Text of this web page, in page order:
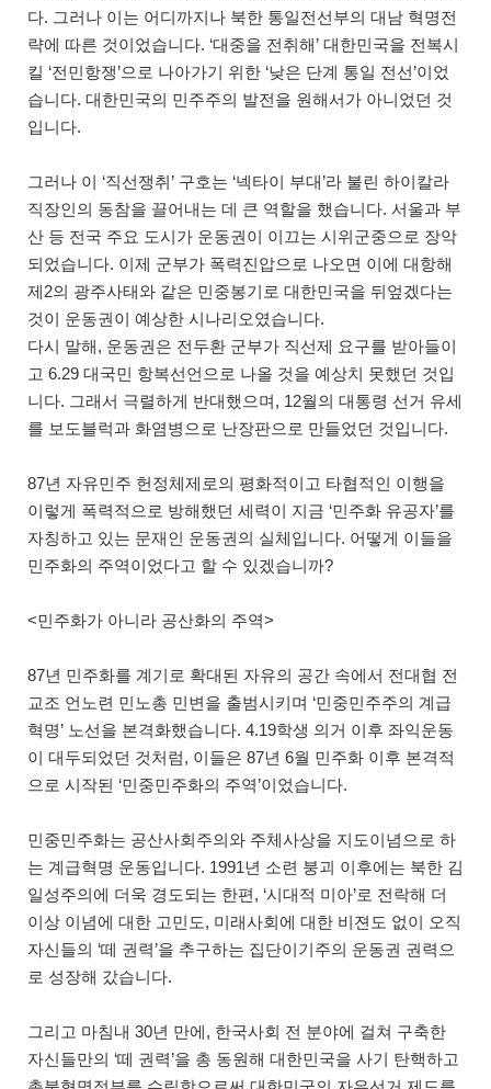
다. 그러나 이는 어디까지나 북한 통일전선부의 대남 혁명전
략에 따른 것이었습니다. ‘대중을 전취해’ 대한민국을 전복시
킬 ‘전민항쟁’으로 나아가기 위한 ‘낮은 단계 통일 전선’이었
습니다. 대한민국의 민주주의 발전을 원해서가 아니었던 것
입니다.
그러나 이 ‘직선쟁취’ 구호는 ‘넥타이 부대’라 불린 하이칼라
직장인의 동참을 끌어내는 데 큰 역할을 했습니다. 서울과 부
산 등 전국 주요 도시가 운동권이 이끄는 시위군중으로 장악
되었습니다. 이제 군부가 폭력진압으로 나오면 이에 대항해
제2의 광주사태와 같은 민중봉기로 대한민국을 뒤엎겠다는
것이 운동권이 예상한 시나리오였습니다.
다시 말해, 운동권은 전두환 군부가 직선제 요구를 받아들이
고 6.29 대국민 항복선언으로 나올 것을 예상치 못했던 것입
니다. 그래서 극렬하게 반대했으며, 12월의 대통령 선거 유세
를 보도블럭과 화염병으로 난장판으로 만들었던 것입니다.
87년 자유민주 헌정체제로의 평화적이고 타협적인 이행을
이렇게 폭력적으로 방해했던 세력이 지금 ‘민주화 유공자’를
자칭하고 있는 문재인 운동권의 실체입니다. 어떻게 이들을
민주화의 주역이었다고 할 수 있겠습니까?
<민주화가 아니라 공산화의 주역>
87년 민주화를 계기로 확대된 자유의 공간 속에서 전대협 전
교조 언노련 민노총 민변을 출범시키며 ‘민중민주주의 계급
혁명’ 노선을 본격화했습니다. 4.19학생 의거 이후 좌익운동
이 대두되었던 것처럼, 이들은 87년 6월 민주화 이후 본격적
으로 시작된 ‘민중민주화의 주역’이었습니다.
민중민주화는 공산사회주의와 주체사상을 지도이념으로 하
는 계급혁명 운동입니다. 1991년 소련 붕괴 이후에는 북한 김
일성주의에 더욱 경도되는 한편, ‘시대적 미아’로 전락해 더
이상 이념에 대한 고민도, 미래사회에 대한 비젼도 없이 오직
자신들의 ‘떼 권력’을 추구하는 집단이기주의 운동권 권력으
로 성장해 갔습니다.
그리고 마침내 30년 만에, 한국사회 전 분야에 걸쳐 구축한
자신들만의 ‘떼 권력’을 총 동원해 대한민국을 사기 탄핵하고